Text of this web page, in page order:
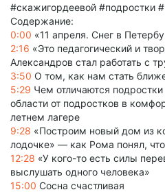
#скажигордеевой #подростки
Содержание:
0:00 «11 апреля. Снег в
2:16 «Это педагогический и
Александров стал работать с
3:50 О том, как нам стать
5:29 Чем отличаются
области от подростков в
летнем лагере
9:28 «Построим новый дом из
лодочке» — как Рома понял,
12:28 «У кого-то есть силы
выслушать одного человека»
15:00 Сосна счастливая